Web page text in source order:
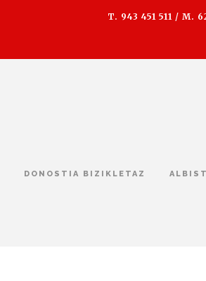
T. 943 451 511 / M.
DONOSTIA BIZIKLETAZ